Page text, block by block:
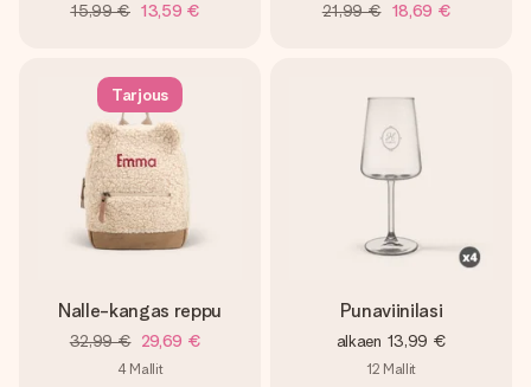
15,99 € 13,59 € 21,99 € 18,69 €
Tarjous
Nalle-kangas reppu
32,99 € 29,69 €
4 Mallit
Punaviinilasi
alkaen 13,99 €
12 Mallit